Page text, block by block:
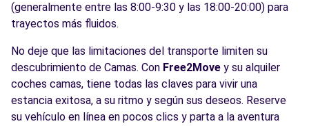
(generalmente entre las 8:00-9:30 y las 18:00-20:00) para
trayectos más fluidos.
No deje que las limitaciones del transporte limiten su
descubrimiento de Camas. Con Free2Move y su alquiler
coches camas, tiene todas las claves para vivir una
estancia exitosa, a su ritmo y según sus deseos. Reserve
su vehículo en línea en pocos clics y parta a la aventura